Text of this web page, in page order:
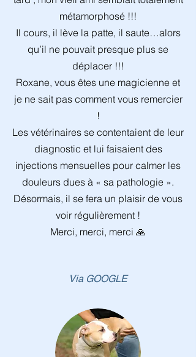
métamorphosé !!!
Il cours, il lève la patte, il saute…alors
qu’il ne pouvait presque plus se
déplacer !!!
Roxane, vous êtes une magicienne et
je ne sait pas comment vous remercier
!
Les vétérinaires se contentaient de leur
diagnostic et lui faisaient des
injections mensuelles pour calmer les
douleurs dues à « sa pathologie ».
Désormais, il se fera un plaisir de vous
voir régulièrement !
Merci, merci, merci 🙏
Via GOOGLE